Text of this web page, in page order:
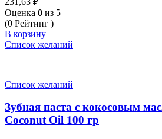
гр
Оценка 0 из 5
(0 Рейтинг )
В корзину
Список желаний
Список желаний
Зубная паста с кокосовым
Coconut Oil 100 гр